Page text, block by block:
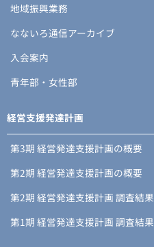
地域振興業務
なないろ通信アーカイブ
入会案内
青年部・女性部
経営支援発達計画
第3期 経営発達支援計画の概要
第2期 経営発達支援計画の概要
第2期 経営発達支援計画 調査結果
第1期 経営発達支援計画 調査結果